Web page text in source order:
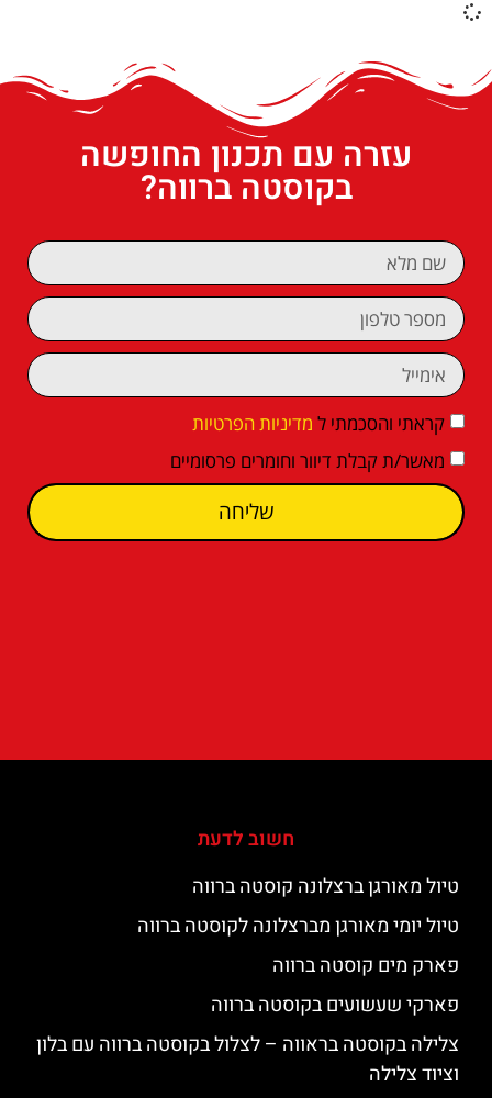
עזרה עם תכנון החופשה
בקוסטה ברווה?
קראתי והסכמתי ל מדיניות הפרטיות
מאשר/ת קבלת דיוור וחומרים פרסומיים
שליחה
חשוב לדעת
טיול מאורגן ברצלונה קוסטה ברווה
טיול יומי מאורגן מברצלונה לקוסטה ברווה
פארק מים קוסטה ברווה
פארקי שעשועים בקוסטה ברווה
צלילה בקוסטה בראווה – לצלול בקוסטה ברווה עם בלון
וציוד צלילה